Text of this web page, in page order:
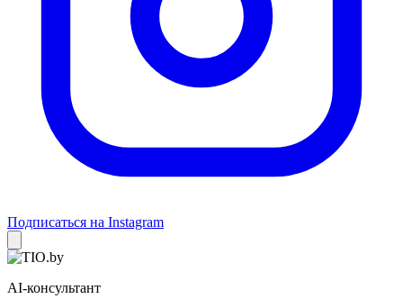
Подписаться на Instagram
AI-консультант